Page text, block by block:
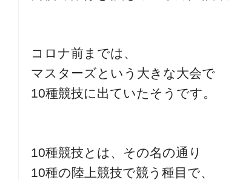
コロナ前までは、
マスターズという大きな大会で
10種競技に出ていたそうです。
10種競技とは、その名の通り
10種の陸上競技で競う種目で、